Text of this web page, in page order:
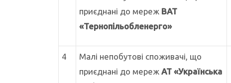
приєднані до мереж ВАТ
«Тернопільобленерго»
4
Малі непобутові споживачі, що
приєднані до мереж АТ «Українська